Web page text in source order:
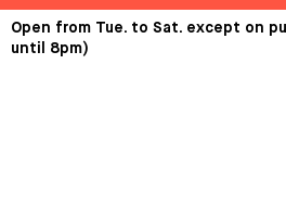
Open from Tue. to Sat. except on
until 8pm)